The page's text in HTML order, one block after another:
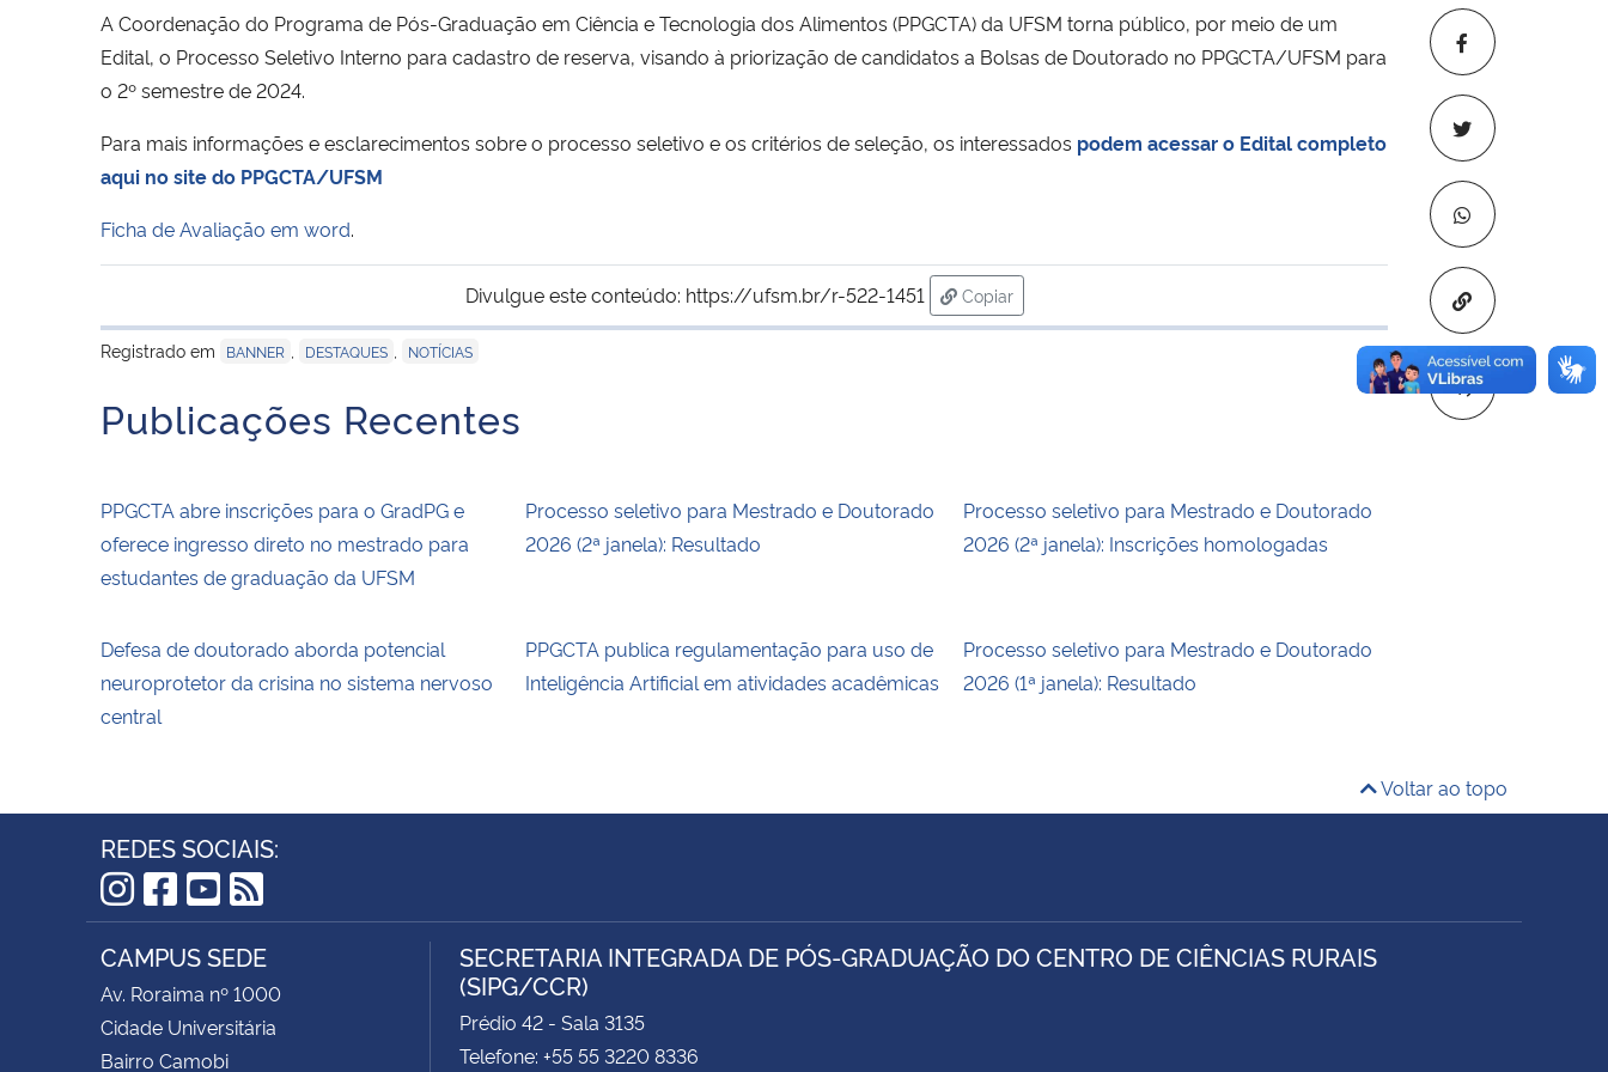
Copiar para
A Coordenação do Programa de Pós-Graduação em Ciência e Tecnologia dos Alimentos (PPGCTA) da UFSM torna público, por meio de um
Edital, o Processo Seletivo Interno para cadastro de reserva, visando à priorização de candidatos a Bolsas de Doutorado no PPGCTA/UFSM para
o 2º semestre de 2024.
Para mais informações e esclarecimentos sobre o processo seletivo e os critérios de seleção, os interessados podem acessar o Edital completo
aqui no site do PPGCTA/UFSM
Ficha de Avaliação em word.
Divulgue este conteúdo: https://ufsm.br/r-522-1451
Copiar
para área de transferência
Registrado em
BANNER DESTAQUES NOTÍCIAS
Publicações Recentes
PPGCTA abre inscrições para o GradPG e
oferece ingresso direto no mestrado para
estudantes de graduação da UFSM
Processo seletivo para Mestrado e Doutorado
2026 (2ª janela): Resultado
Processo seletivo para Mestrado e Doutorado
2026 (2ª janela): Inscrições homologadas
Defesa de doutorado aborda potencial
neuroprotetor da crisina no sistema nervoso
central
PPGCTA publica regulamentação para uso de
Inteligência Artificial em atividades acadêmicas
Processo seletivo para Mestrado e Doutorado
2026 (1ª janela): Resultado
Voltar ao topo
REDES SOCIAIS:
Instagram
Facebook
YouTube
RSS
CAMPUS SEDE
Av. Roraima nº 1000
Cidade Universitária
Bairro Camobi
SECRETARIA INTEGRADA DE PÓS-GRADUAÇÃO DO CENTRO DE CIÊNCIAS RURAIS
(SIPG/CCR)
Prédio 42 - Sala 3135
Telefone: +55 55 3220 8336